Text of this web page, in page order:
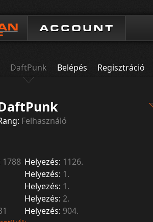
ACCOUNT
DaftPunk Belépés Regisztráció
Felhasználó
1788 Helyezés: 1126.
Helyezés: 1.
Helyezés: 1.
Helyezés: 2.
Helyezés: 904.